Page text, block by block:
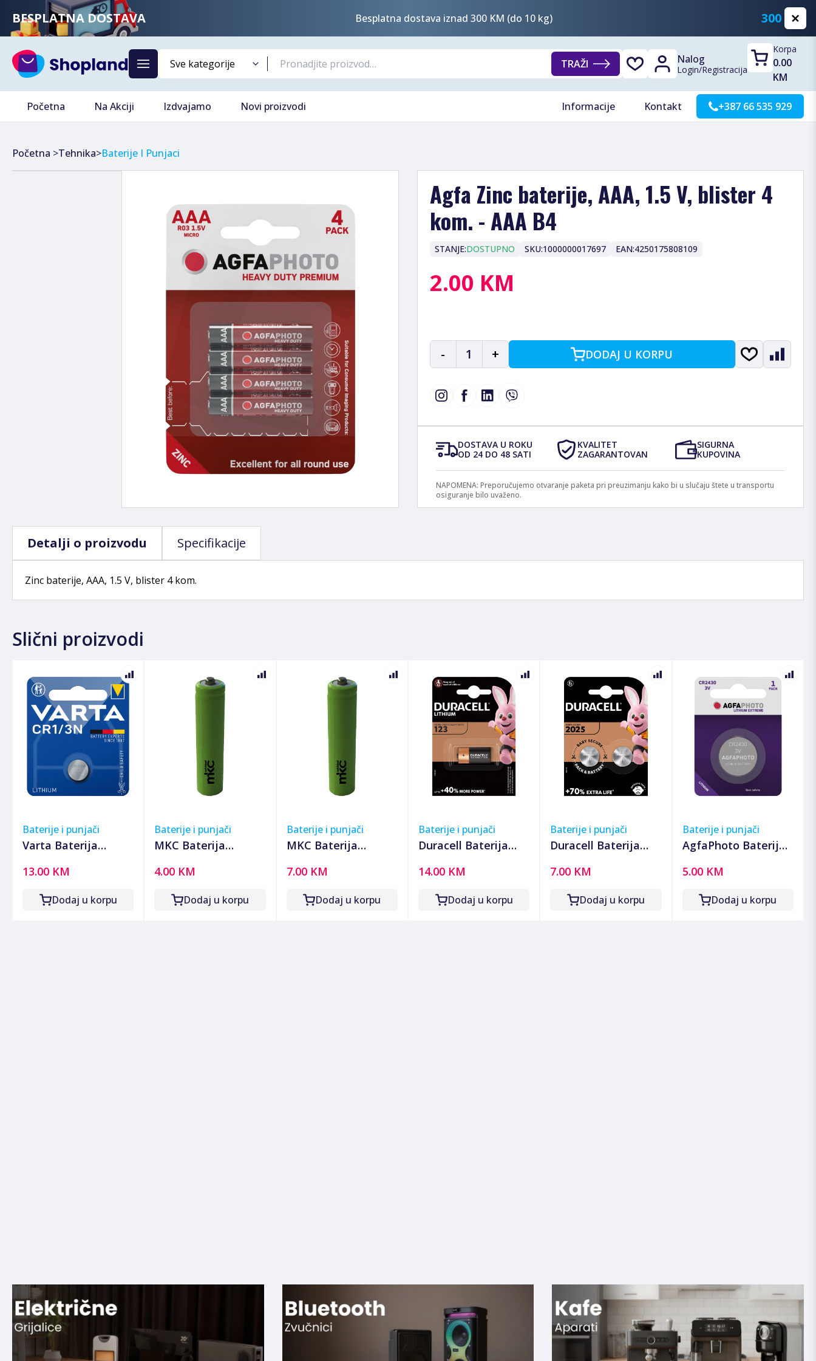
BESPLATNA DOSTAVA Besplatna dostava iznad 300 KM (do 10 kg) 300 KM
TRAŽI Nalog
Login/Registracija
Korpa
0.00
KM
Početna Na Akciji Izdvajamo Novi proizvodi Informacije Kontakt +387 66 535 929
Početna >Tehnika>Baterije I Punjaci
Agfa Zinc baterije, AAA, 1.5 V, blister 4
kom. - AAA B4
STANJE:DOSTUPNO SKU:1000000017697 EAN:4250175808109
2.00 KM
- 1 + DODAJ U KORPU
DOSTAVA U ROKU
OD 24 DO 48 SATI
KVALITET
ZAGARANTOVAN
SIGURNA
KUPOVINA
NAPOMENA: Preporučujemo otvaranje paketa pri preuzimanju kako bi u slučaju štete u transportu
osiguranje bilo uvaženo.
Detalji o proizvodu Specifikacije
Zinc baterije, AAA, 1.5 V, blister 4 kom.
Slični proizvodi
Baterije i punjači
Varta Baterija
blister pak. 1 kom -
VCR1/3N
13.00 KM
Dodaj u korpu
Baterije i punjači
MKC Baterija
900mAh - AAA Ni-Mh
AAA 900mah Bulk
4.00 KM
Dodaj u korpu
Baterije i punjači
MKC Baterija
2600mAh - AA Ni-Mh
AAA 2600mah Bulk
7.00 KM
Dodaj u korpu
Baterije i punjači
Duracell Baterija
3V, blister 1 kom. -
CR123A B1
14.00 KM
Dodaj u korpu
Baterije i punjači
Duracell Baterija
dugmasta, blister 2
kom - DL/CR2025
7.00 KM
Dodaj u korpu
Baterije i punjači
AgfaPhoto Baterija
dugmasta, blister 1
kom - CR2430 B1
5.00 KM
Dodaj u korpu